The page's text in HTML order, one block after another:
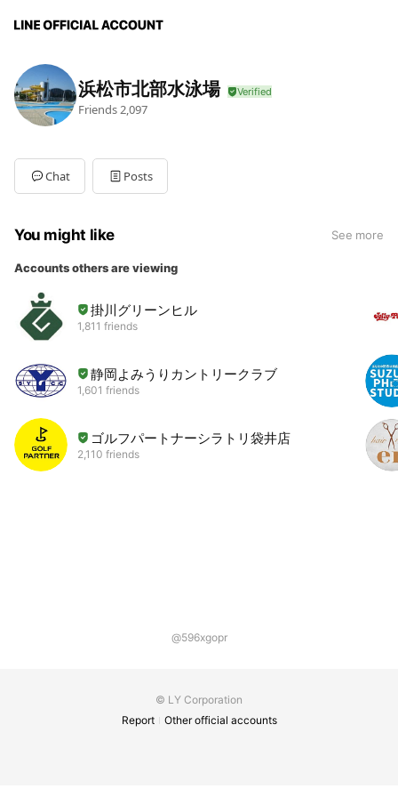
浜松市北部水泳場
Friends 2,097
Chat Posts
You might like See more
Accounts others are viewing
掛川グリーンヒル
1,811 friends
静岡よみうりカントリークラブ
1,601 friends
ゴルフパートナーシラトリ袋井店
2,110 friends
@596xgopr
© LY Corporation
Report
Other official accounts